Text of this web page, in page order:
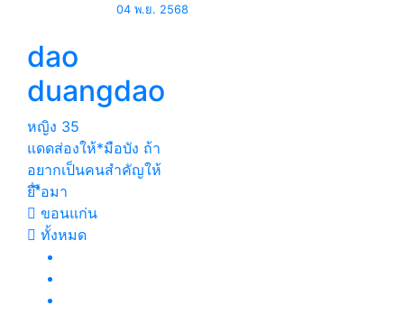
04 พ.ย. 2568
dao
duangdao
หญิง 35
แดดส่องให้*มือบัง ถ้า
อยากเป็นคนสำคัญให้
ยื่*ือมา
ขอนแก่น
ทั้งหมด